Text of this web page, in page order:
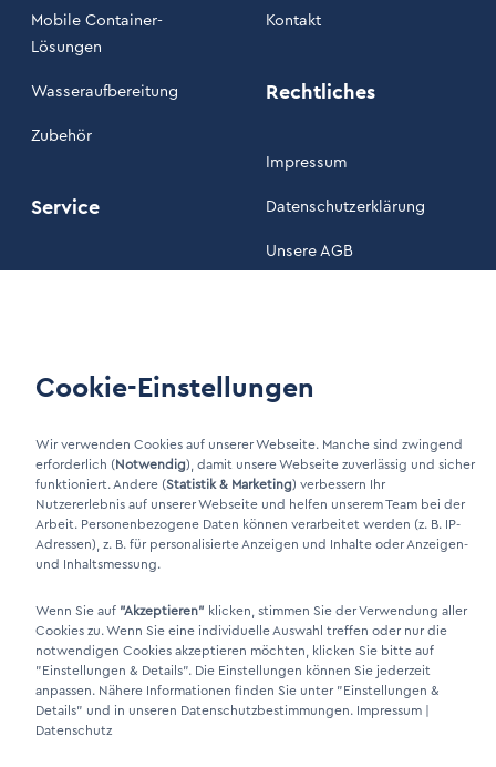
Mobile Container-
Lösungen
Wasseraufbereitung
Zubehör
Service
Wartung
Kontakt
Rechtliches
Impressum
Datenschutzerklärung
Unsere AGB
Xing Link
DINO Dampferzeuger GmbH - Elektrische Dampferzeuger "Made in
Germany" 2026
Cookie-Einstellungen
Wir verwenden Cookies auf unserer Webseite. Manche sind zwingend
erforderlich (Notwendig), damit unsere Webseite zuverlässig und sicher
funktioniert. Andere (Statistik & Marketing) verbessern Ihr
Nutzererlebnis auf unserer Webseite und helfen unserem Team bei der
Arbeit. Personenbezogene Daten können verarbeitet werden (z. B. IP-
Adressen), z. B. für personalisierte Anzeigen und Inhalte oder Anzeigen-
und Inhaltsmessung.
Wenn Sie auf "Akzeptieren" klicken, stimmen Sie der Verwendung aller
Cookies zu. Wenn Sie eine individuelle Auswahl treffen oder nur die
notwendigen Cookies akzeptieren möchten, klicken Sie bitte auf
"Einstellungen & Details". Die Einstellungen können Sie jederzeit
anpassen. Nähere Informationen finden Sie unter "Einstellungen &
Details" und in unseren Datenschutzbestimmungen. Impressum |
Datenschutz